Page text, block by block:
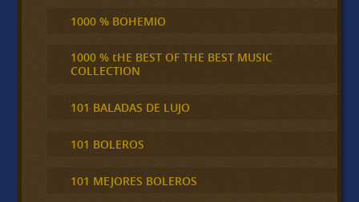
1000 % BOHEMIO
1000 % tHE BEST OF THE BEST MUSIC
COLLECTION
101 BALADAS DE LUJO
101 BOLEROS
101 MEJORES BOLEROS